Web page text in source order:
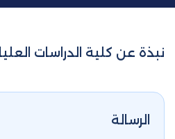
نبذة عن كلية الدراسات العليا
الرسالة